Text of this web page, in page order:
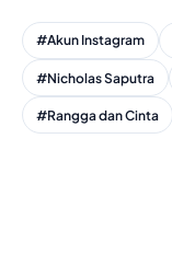
#Akun Instagram
#Nicholas Saputra
#Rangga dan Cinta